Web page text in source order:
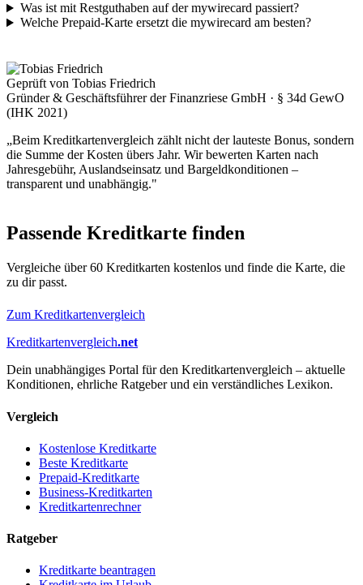
Was ist mit Restguthaben auf der mywirecard passiert?
Welche Prepaid-Karte ersetzt die mywirecard am besten?
Geprüft von Tobias Friedrich
Gründer & Geschäftsführer der Finanzriese GmbH · § 34d GewO
(IHK 2021)
„Beim Kreditkartenvergleich zählt nicht der lauteste Bonus, sondern
die Summe der Kosten übers Jahr. Wir bewerten Karten nach
Jahresgebühr, Auslandseinsatz und Bargeldkonditionen –
transparent und unabhängig."
Passende Kreditkarte finden
Vergleiche über 60 Kreditkarten kostenlos und finde die Karte, die
zu dir passt.
Zum Kreditkartenvergleich
Kreditkartenvergleich.net
Dein unabhängiges Portal für den Kreditkartenvergleich – aktuelle
Konditionen, ehrliche Ratgeber und ein verständliches Lexikon.
Vergleich
Kostenlose Kreditkarte
Beste Kreditkarte
Prepaid-Kreditkarte
Business-Kreditkarten
Kreditkartenrechner
Ratgeber
Kreditkarte beantragen